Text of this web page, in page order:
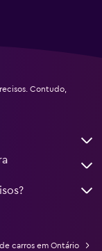
Contudo,
carros em Ontário